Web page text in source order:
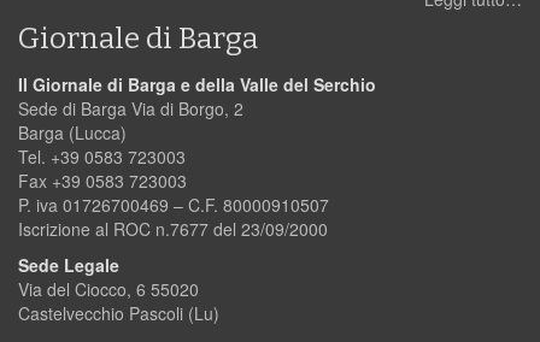
Giornale di Barga
Il Giornale di Barga e della Valle del Serchio
Sede di Barga Via di Borgo, 2
Barga (Lucca)
Tel. +39 0583 723003
Fax +39 0583 723003
P. iva 01726700469 – C.F. 80000910507
Iscrizione al ROC n.7677 del 23/09/2000
Sede Legale
Via del Ciocco, 6 55020
Castelvecchio Pascoli (Lu)